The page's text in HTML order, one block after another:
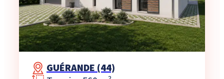
GUÉRANDE (44)